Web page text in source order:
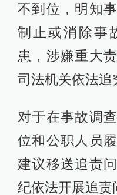
不到位，明知
制止或消除事
患，涉嫌重大
司法机关依法追
对于在事故调
位和公职人员
建议移送追责
纪依法开展追责